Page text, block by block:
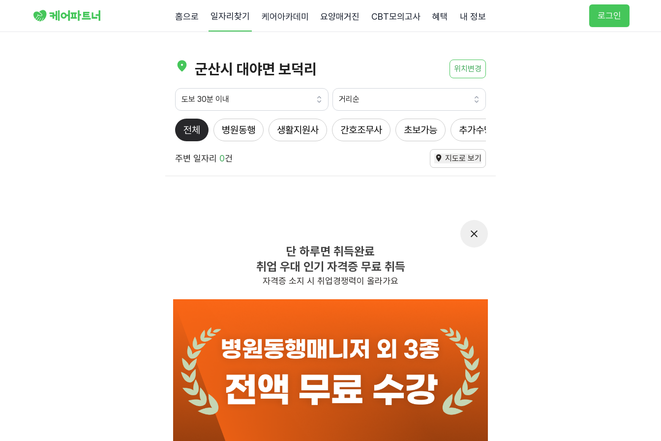
홈으로 일자리찾기 케어아카데미 요양매거진 CBT모의고사 혜택 내 정보 로그인
군산시 대야면 보덕리 위치변경
도보 30분 이내 거리순
전체 병원동행 생활지원사 간호조무사 초보가능 추가수당
주변 일자리 0건 지도로 보기
찾으시는 조건의 일자리가 없습니다
더욱더 노력하는 케어파트너가 되겠습니다.
단 하루면 취득완료
취업 우대 인기 자격증 무료 취득
자격증 소지 시 취업경쟁력이 올라가요